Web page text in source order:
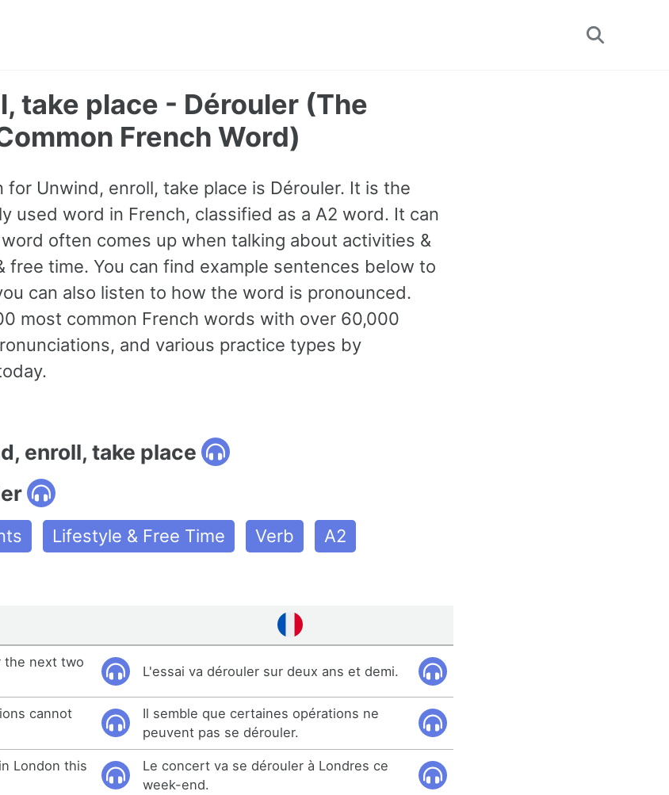
Toggle
take place - Dérouler (The
French Word)
for Unwind, enroll, take place is Dérouler. It is the
used word in French, classified as a A2 word. It can
often comes up when talking about activities &
free time. You can find example sentences below to
can also listen to how the word is pronounced.
most common French words with over 60,000
and various practice types by
enroll, take place
Lifestyle & Free Time Verb A2
the next two
L'essai va dérouler sur deux ans et demi.
cannot
Il semble que certaines opérations ne
peuvent pas se dérouler.
London this
Le concert va se dérouler à Londres ce
week-end.